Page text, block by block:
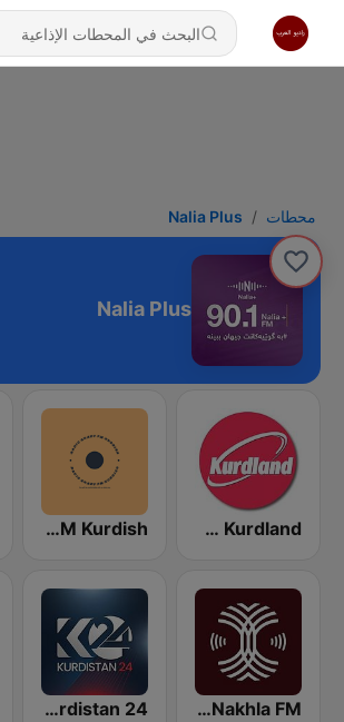
محطات Nalia Plus
Nalia Plus
Radio Kurdland
Shady FM Kurdish
Al-Nakhla FM
Kurdistan 24